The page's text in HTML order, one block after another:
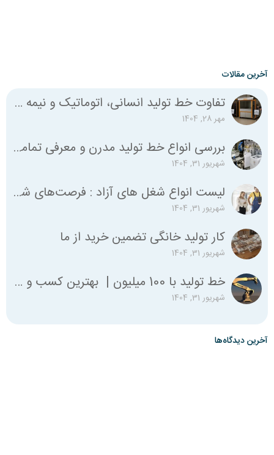
آخرین مقالات
تفاوت خط تولید انسانی، اتوماتیک و نیمه اتوماتیک چیست؟
مهر 28, 1404
بررسی انواع خط تولید مدرن و معرفی تمامی استانداردهای لازم
شهریور 31, 1404
لیست انواع شغل‌ های آزاد : فرصت‌های شغلی متنوع برای همه
شهریور 31, 1404
کار تولید خانگی تضمین خرید از ما
شهریور 31, 1404
خط تولید با 100 میلیون | بهترین کسب و کار با صد میلیون
شهریور 31, 1404
آخرین دیدگاه‌ها